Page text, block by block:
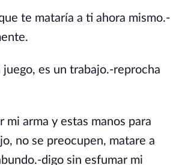
te mataría a ti ahora mismo.-
juego, es un trabajo.-reprocha
mi arma y estas manos para
no se preocupen, matare a
digo sin esfumar mi